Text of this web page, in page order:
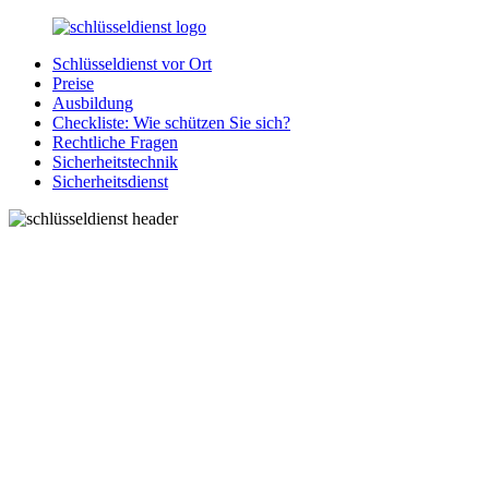
Zurück
Inhalt
SchluesseldienstDirekt.de
Ihre
Notlage
wird
gelöst!
Schlüsseldienst vor Ort
Preise
Ausbildung
Checkliste: Wie schützen Sie sich?
Rechtliche Fragen
Sicherheitstechnik
Sicherheitsdienst